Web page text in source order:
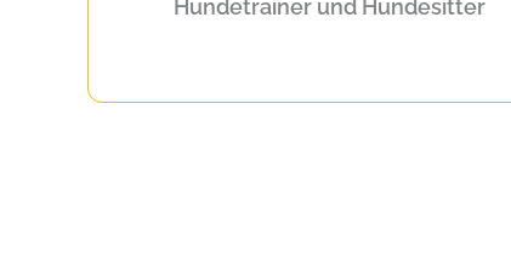
Hundetrainer und Hundesitter